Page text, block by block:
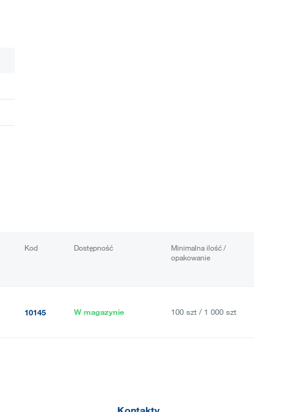
Kod Dostępność
Minimalna ilość /
opakowanie
10145 W magazynie 100 szt / 1 000 szt